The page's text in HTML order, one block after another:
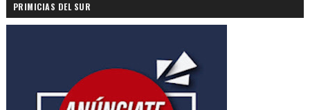
PRIMICIAS DEL SUR